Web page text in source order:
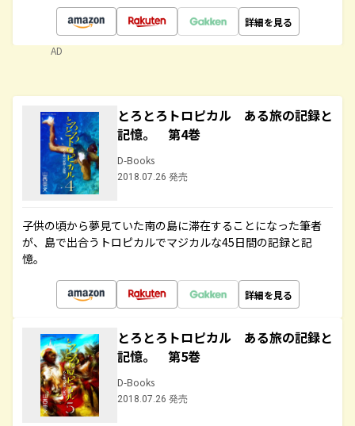
詳細を見る
AD
とろとろトロピカル ある旅の記録と
記憶。 第4巻
D-Books
2018.07.26 発売
子供の頃から夢見ていた南の島に滞在することになった筆者
が、島で出合うトロピカルでマジカルな45日間の記録と記
憶。
詳細を見る
とろとろトロピカル ある旅の記録と
記憶。 第5巻
D-Books
2018.07.26 発売